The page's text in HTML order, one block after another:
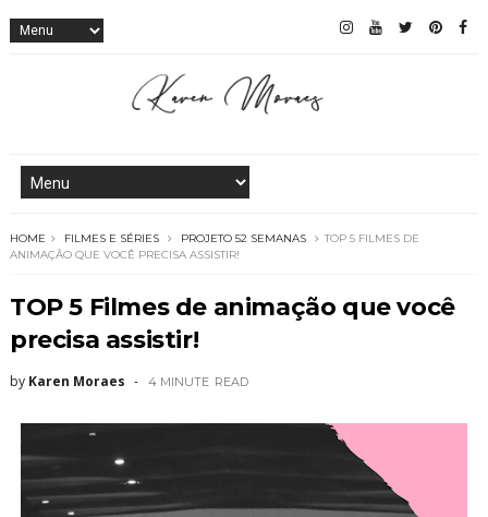
HOME FILMES E SÉRIES PROJETO 52 SEMANAS
TOP 5 FILMES DE
ANIMAÇÃO QUE VOCÊ PRECISA ASSISTIR!
TOP 5 Filmes de animação que você
precisa assistir!
by Karen Moraes 4 MINUTE READ